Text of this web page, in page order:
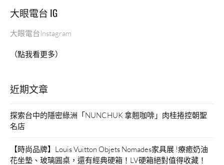
大眼電台 IG
大眼電台Instagram
（點我看更多）
近期文章
探索台中的隱密綠洲「NUNCHUK 拿翹咖啡」肉桂捲控朝聖
名店
【時尚品牌】Louis Vuitton Objets Nomades家具展 !療癒奶油
花坐墊、玻璃圓桌，還有經典硬箱！LV硬箱絕對值得收藏！